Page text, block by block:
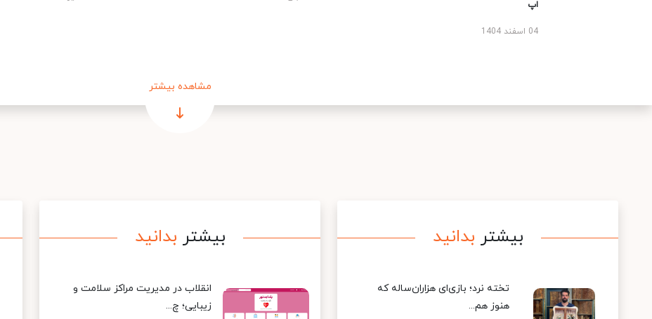
اپ
04 اسفند 1404
مشاهده بیشتر
بیشتر بدانید
تخته نرد؛ بازی‌ای هزاران‌ساله که
هنوز هم...
بیشتر بدانید
انقلاب در مدیریت مراکز سلامت و
زیبایی؛ چ...